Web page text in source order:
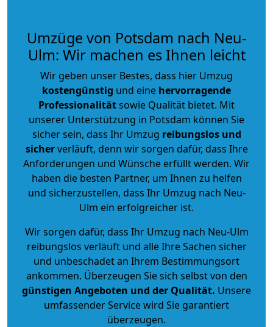
Umzüge von Potsdam nach Neu-
Ulm: Wir machen es Ihnen leicht
Wir geben unser Bestes, dass hier Umzug
kostengünstig und eine hervorragende
Professionalitätsowie Qualität bietet. Mit
unserer Unterstützung in Potsdam können Sie
sicher sein, dass Ihr Umzug reibungslos und
sicherverläuft, denn wir sorgen dafür, dass Ihre
Anforderungen und Wünsche erfüllt werden. Wir
haben die besten Partner, um Ihnen zu helfen
und sicherzustellen, dass Ihr Umzug nach Neu-
Ulm ein erfolgreicher ist.
Wir sorgen dafür, dass Ihr Umzug nach Neu-Ulm
reibungslos verläuft und alle Ihre Sachen sicher
und unbeschadet an Ihrem Bestimmungsort
ankommen. Überzeugen Sie sich selbst von den
günstigen Angeboten und der Qualität. Unsere
umfassender Service wird Sie garantiert
überzeugen.